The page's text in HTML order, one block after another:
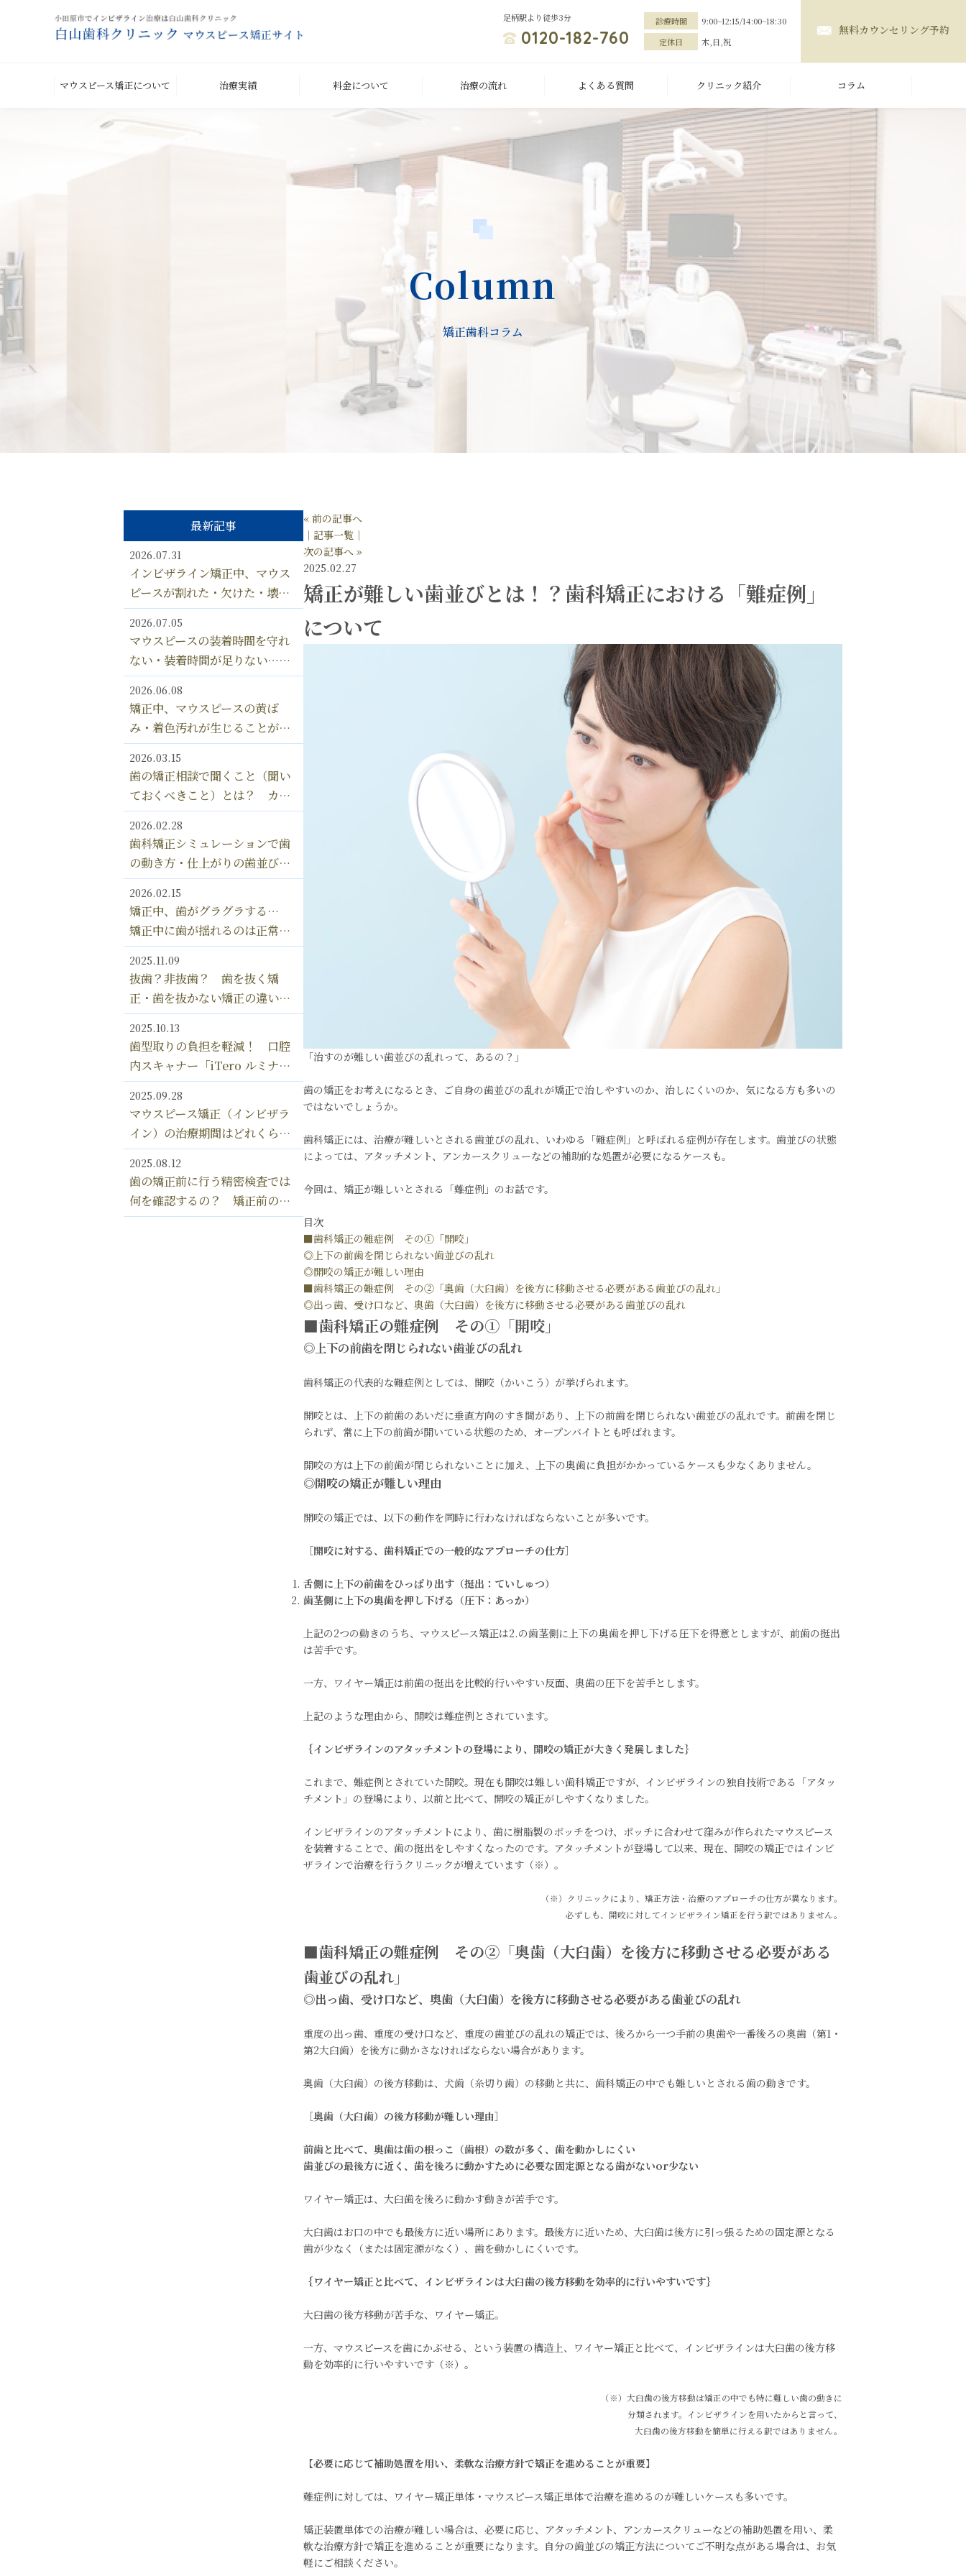
足柄駅より徒歩3分
0120-182-760
診療時間
9:00~12:15/14:00~18:30
定休日
木,日,祝
無料カウンセリング予約
マウスピース矯正について 治療実績 料金について 治療の流れ よくある質問 クリニック紹介 コラム
Column
矯正歯科コラム
最新記事
2026.07.31
インビザライン矯正中、マウス
ピースが割れた・欠けた・壊れ
た！ ひび割れなど、矯正中に
マウスピースが変形しないよう
にするための対処法とは？
2026.07.05
マウスピースの装着時間を守れ
ない・装着時間が足りない…
インビザライン マウスピース
は何時間、つけ忘れるとダメな
の？？
2026.06.08
矯正中、マウスピースの黄ば
み・着色汚れが生じることがあ
るのは、なぜ？ マウスピース
の汚れの落とし方 漂白剤の使
用はOK？
2026.03.15
歯の矯正相談で聞くこと（聞い
ておくべきこと）とは？ カウ
ンセリングの内容＆確認してお
きたい9つのポイント
2026.02.28
歯科矯正シミュレーションで歯
の動き方・仕上がりの歯並びを
確認できる！ インビザライン
の「クリンチェック」とは？
2026.02.15
矯正中、歯がグラグラする…
矯正中に歯が揺れるのは正常な
現象？ 矯正で歯が抜け落ちる
ことってあるの？
2025.11.09
抜歯？非抜歯？ 歯を抜く矯
正・歯を抜かない矯正の違いを
解説！
2025.10.13
歯型取りの負担を軽減！ 口腔
内スキャナー「iTero ルミナ」
のメリット フルデジタル式マ
ウスピース矯正の未来
2025.09.28
マウスピース矯正（インビザラ
イン）の治療期間はどれくら
い？ 部分矯正・全体矯正の期
間の違いを解説
2025.08.12
歯の矯正前に行う精密検査では
何を確認するの？ 矯正前の精
密検査＆治療計画が重要な理由
« 前の記事へ
│記事一覧│
次の記事へ »
2025.02.27
矯正が難しい歯並びとは！？歯科矯正における「難症例」
について
「治すのが難しい歯並びの乱れって、あるの？」
歯の矯正をお考えになるとき、ご自身の歯並びの乱れが矯正で治しやすいのか、治しにくいのか、気になる方も多いの
ではないでしょうか。
歯科矯正には、治療が難しいとされる歯並びの乱れ、いわゆる「難症例」と呼ばれる症例が存在します。歯並びの状態
によっては、アタッチメント、アンカースクリューなどの補助的な処置が必要になるケースも。
今回は、矯正が難しいとされる「難症例」のお話です。
目次
■歯科矯正の難症例 その①「開咬」
◎上下の前歯を閉じられない歯並びの乱れ
◎開咬の矯正が難しい理由
■歯科矯正の難症例 その②「奥歯（大臼歯）を後方に移動させる必要がある歯並びの乱れ」
◎出っ歯、受け口など、奥歯（大臼歯）を後方に移動させる必要がある歯並びの乱れ
■歯科矯正の難症例 その①「開咬」
◎上下の前歯を閉じられない歯並びの乱れ
歯科矯正の代表的な難症例としては、開咬（かいこう）が挙げられます。
開咬とは、上下の前歯のあいだに垂直方向のすき間があり、上下の前歯を閉じられない歯並びの乱れです。前歯を閉じ
られず、常に上下の前歯が開いている状態のため、オープンバイトとも呼ばれます。
開咬の方は上下の前歯が閉じられないことに加え、上下の奥歯に負担がかかっているケースも少なくありません。
◎開咬の矯正が難しい理由
開咬の矯正では、以下の動作を同時に行わなければならないことが多いです。
［開咬に対する、歯科矯正での一般的なアプローチの仕方］
舌側に上下の前歯をひっぱり出す（挺出：ていしゅつ）
歯茎側に上下の奥歯を押し下げる（圧下：あっか）
上記の2つの動きのうち、マウスピース矯正は2.の歯茎側に上下の奥歯を押し下げる圧下を得意としますが、前歯の挺出
は苦手です。
一方、ワイヤー矯正は前歯の挺出を比較的行いやすい反面、奥歯の圧下を苦手とします。
上記のような理由から、開咬は難症例とされています。
｛インビザラインのアタッチメントの登場により、開咬の矯正が大きく発展しました｝
これまで、難症例とされていた開咬。現在も開咬は難しい歯科矯正ですが、インビザラインの独自技術である「アタッ
チメント」の登場により、以前と比べて、開咬の矯正がしやすくなりました。
インビザラインのアタッチメントにより、歯に樹脂製のポッチをつけ、ポッチに合わせて窪みが作られたマウスピース
を装着することで、歯の挺出をしやすくなったのです。アタッチメントが登場して以来、現在、開咬の矯正ではインビ
ザラインで治療を行うクリニックが増えています（※）。
（※）クリニックにより、矯正方法・治療のアプローチの仕方が異なります。
必ずしも、開咬に対してインビザライン矯正を行う訳ではありません。
■歯科矯正の難症例 その②「奥歯（大臼歯）を後方に移動させる必要がある
歯並びの乱れ」
◎出っ歯、受け口など、奥歯（大臼歯）を後方に移動させる必要がある歯並びの乱れ
重度の出っ歯、重度の受け口など、重度の歯並びの乱れの矯正では、後ろから一つ手前の奥歯や一番後ろの奥歯（第1・
第2大臼歯）を後方に動かさなければならない場合があります。
奥歯（大臼歯）の後方移動は、犬歯（糸切り歯）の移動と共に、歯科矯正の中でも難しいとされる歯の動きです。
［奥歯（大臼歯）の後方移動が難しい理由］
前歯と比べて、奥歯は歯の根っこ（歯根）の数が多く、歯を動かしにくい
歯並びの最後方に近く、歯を後ろに動かすために必要な固定源となる歯がないor少ない
ワイヤー矯正は、大臼歯を後ろに動かす動きが苦手です。
大臼歯はお口の中でも最後方に近い場所にあります。最後方に近いため、大臼歯は後方に引っ張るための固定源となる
歯が少なく（または固定源がなく）、歯を動かしにくいです。
｛ワイヤー矯正と比べて、インビザラインは大臼歯の後方移動を効率的に行いやすいです｝
大臼歯の後方移動が苦手な、ワイヤー矯正。
一方、マウスピースを歯にかぶせる、という装置の構造上、ワイヤー矯正と比べて、インビザラインは大臼歯の後方移
動を効率的に行いやすいです（※）。
（※）大臼歯の後方移動は矯正の中でも特に難しい歯の動きに
分類されます。インビザラインを用いたからと言って、
大臼歯の後方移動を簡単に行える訳ではありません。
【必要に応じて補助処置を用い、柔軟な治療方針で矯正を進めることが重要】
難症例に対しては、ワイヤー矯正単体・マウスピース矯正単体で治療を進めるのが難しいケースも多いです。
矯正装置単体での治療が難しい場合は、必要に応じ、アタッチメント、アンカースクリューなどの補助処置を用い、柔
軟な治療方針で矯正を進めることが重要になります。自分の歯並びの矯正方法についてご不明な点がある場合は、お気
軽にご相談ください。